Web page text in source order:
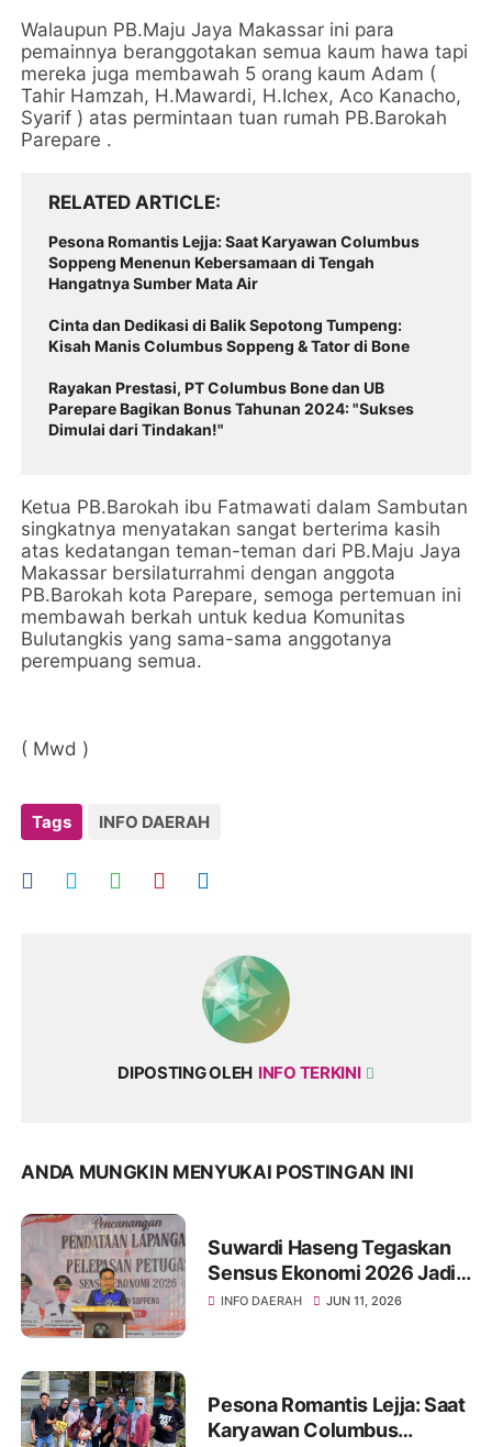
Walaupun PB.Maju Jaya Makassar ini para
pemainnya beranggotakan semua kaum hawa tapi
mereka juga membawah 5 orang kaum Adam (
Tahir Hamzah, H.Mawardi, H.Ichex, Aco Kanacho,
Syarif ) atas permintaan tuan rumah PB.Barokah
Parepare .
RELATED ARTICLE
Pesona Romantis Lejja: Saat Karyawan Columbus
Soppeng Menenun Kebersamaan di Tengah
Hangatnya Sumber Mata Air
Cinta dan Dedikasi di Balik Sepotong Tumpeng:
Kisah Manis Columbus Soppeng & Tator di Bone
Rayakan Prestasi, PT Columbus Bone dan UB
Parepare Bagikan Bonus Tahunan 2024: "Sukses
Dimulai dari Tindakan!"
Ketua PB.Barokah ibu Fatmawati dalam Sambutan
singkatnya menyatakan sangat berterima kasih
atas kedatangan teman-teman dari PB.Maju Jaya
Makassar bersilaturrahmi dengan anggota
PB.Barokah kota Parepare, semoga pertemuan ini
membawah berkah untuk kedua Komunitas
Bulutangkis yang sama-sama anggotanya
perempuang semua.
( Mwd )
Tags INFO DAERAH
DIPOSTING OLEH INFO TERKINI
ANDA MUNGKIN MENYUKAI POSTINGAN INI
Suwardi Haseng Tegaskan
Sensus Ekonomi 2026 Jadi
Basis Pembangunan
INFO DAERAH JUN 11, 2026
Pesona Romantis Lejja: Saat
Karyawan Columbus